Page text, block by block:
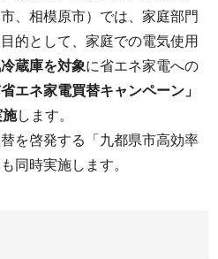
、相模原市）では、家庭部門
的として、家庭での電気使用
蔵庫を対象に省エネ家電への
省エネ家電買替キャンペーン」
施します。
を啓発する「九都県市高効率
同時実施します。